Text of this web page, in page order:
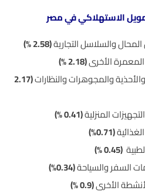
الاستهلاكي في مصر
والسلاسل التجارية(
2.58 %)
الأخرى(
2.18 %)
والمجوهرات والنظارات(
2.17
المنزلية(
0.41 %)
(
0.71%)
(
0.45 %)
السفر والسياحة(
0.34%)
الأخرى(
0.9 %)